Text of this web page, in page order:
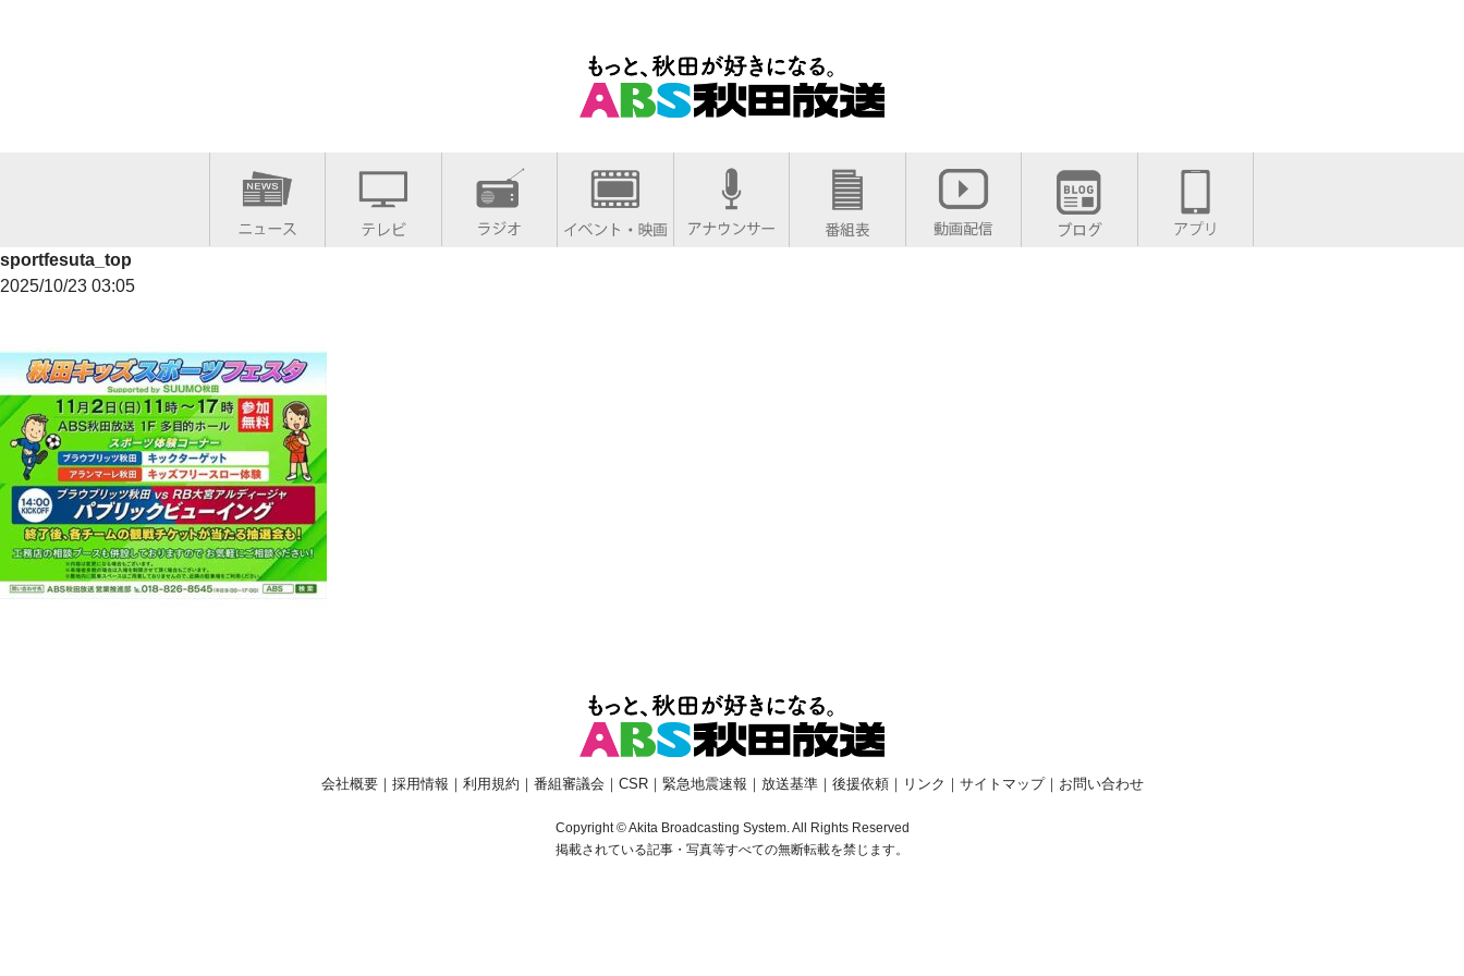
sportfesuta_top
2025/10/23 03:05
会社概要｜ 採用情報 ｜ 利用規約 ｜ 番組審議会 ｜ CSR｜ 緊急地震速報 ｜ 放送基準｜ 後援依頼｜ リンク ｜ サイトマップ｜ お問い合わせ
Copyright © Akita Broadcasting System. All Rights Reserved
掲載されている記事・写真等すべての無断転載を禁じます。